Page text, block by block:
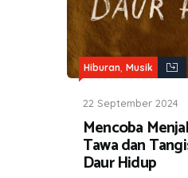
Hiburan, Musik
22 September 2024
Mencoba
Tawa dan
Daur Hidup